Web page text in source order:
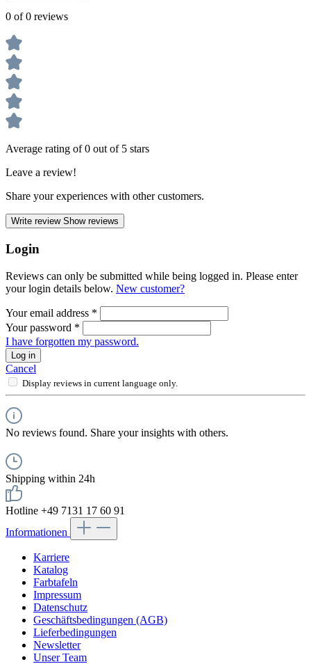
0 of 0 reviews
Average rating of 0 out of 5 stars
Leave a review!
Share your experiences with other customers.
Write review Show reviews
Login
Reviews can only be submitted while being logged in. Please enter
your login details below. New customer?
Your email address *
Your password *
I have forgotten my password.
Log in
Cancel
Display reviews in current language only.
No reviews found. Share your insights with others.
Shipping within 24h
Hotline +49 7131 17 60 91
Informationen
Karriere
Katalog
Farbtafeln
Impressum
Datenschutz
Geschäftsbedingungen (AGB)
Lieferbedingungen
Newsletter
Unser Team